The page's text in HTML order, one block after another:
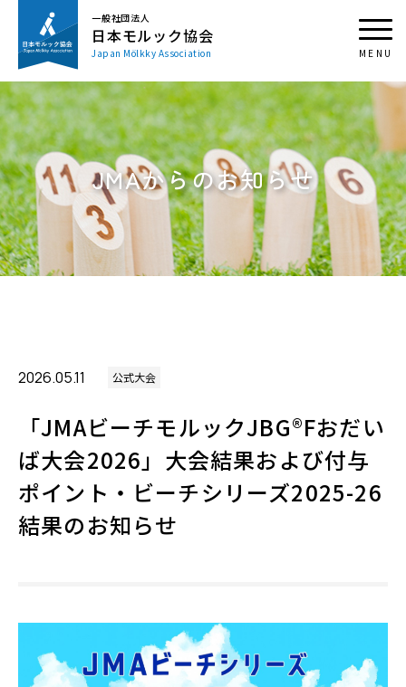
一般社団法人
日本モルック協会
Japan Mölkky Association
JMAからのお知らせ
2026.05.11 公式大会
「JMAビーチモルックJBG®Fおだい
ば大会2026」大会結果および付与
ポイント・ビーチシリーズ2025-26
結果のお知らせ